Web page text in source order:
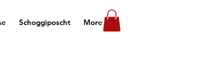
Schoggiposcht More